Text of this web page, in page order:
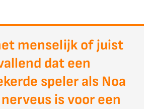
menselijk of juist
dat een
speler als Noa
is voor een